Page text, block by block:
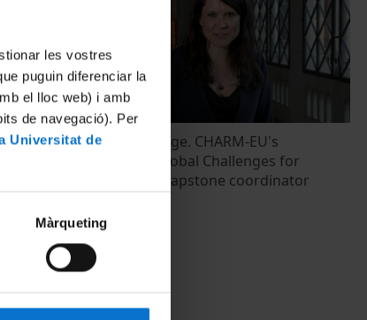
les vostres
puguin diferenciar la
el lloc web) i amb
de navegació). Per
Universitat de
Màrqueting
Marjanneke Vijge. CHARM-EU's
programme Global Challenges for
Sustainability capstone coordinator